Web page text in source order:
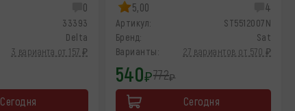
0
33393
Delta
3 варианта от 157 ₽
Сегодня
5,00 4
Артикул:
ST5512007N
Бренд:
Sat
Варианты:
27 вариантов от 570 ₽
540₽772₽
Сегодня